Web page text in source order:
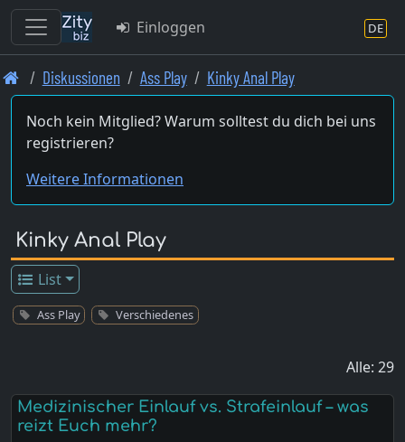
Skip
to
main
content
Einloggen DE
Diskussionen Ass Play Kinky Anal Play
Noch kein Mitglied? Warum solltest du dich bei uns
registrieren?
Weitere Informationen
Kinky Anal Play
List
Ass Play Verschiedenes
Alle: 29
Medizinischer Einlauf vs. Strafeinlauf – was
reizt Euch mehr?